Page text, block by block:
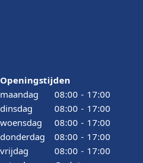
Openingstijden
maandag
08:00 - 17:00
dinsdag
08:00 - 17:00
woensdag
08:00 - 17:00
donderdag
08:00 - 17:00
vrijdag
08:00 - 17:00